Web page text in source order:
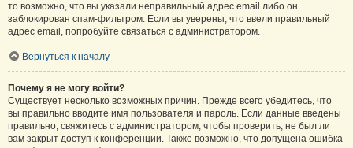
то возможно, что вы указали неправильный адрес email либо он
заблокирован спам-фильтром. Если вы уверены, что ввели правильный
адрес email, попробуйте связаться с администратором.
Вернуться к началу
Почему я не могу войти?
Существует несколько возможных причин. Прежде всего убедитесь, что
вы правильно вводите имя пользователя и пароль. Если данные введены
правильно, свяжитесь с администратором, чтобы проверить, не был ли
вам закрыт доступ к конференции. Также возможно, что допущена ошибка